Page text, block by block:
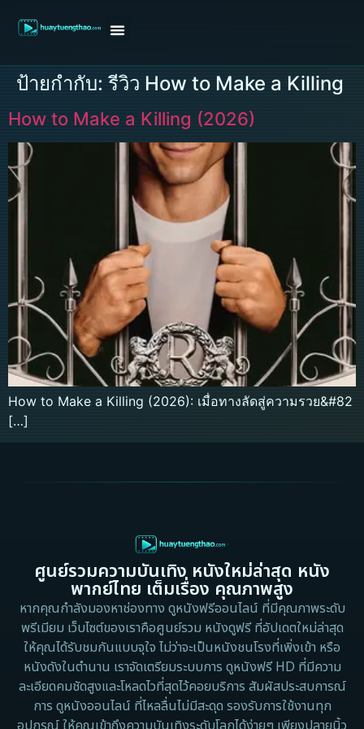
ป้ายกำกับ: รีวิว How to Make a Killing
How to Make a Killing (2026)
How to Make a Killing (2026): เมื่อทางลัดสู่ความรวย&#82
[…]
ศูนย์รวมความบันเทิง หนังใหม่ล่าสุด หนัง
พากย์ไทย เต็มเรื่อง คุณภาพสูง
หากคุณกำลังมองหาช่องทาง ดูหนังฟรีออนไลน์ ที่มีคุณภาพระดับ
พรีเมียม เว็บไซต์ของเราคือศูนย์รวม หนังดูฟรี ที่อัปเดตใหม่ล่าสุด
ให้คุณได้รับชมกันแบบจุใจ ไม่ว่าจะเป็นหนังชนโรงที่เพิ่งเข้า หรือ
หนังดังในตำนาน เราจัดเตรียมระบบการ ดูหนังฟรี HD ที่มีความ
ละเอียดคมชัดสูงและโหลดไวที่สุดไว้คอยบริการ สัมผัสประสบการณ์
การ ดูหนังออนไลน์ ที่ไหลลื่นไม่มีสะดุด รองรับการใช้งานทุก